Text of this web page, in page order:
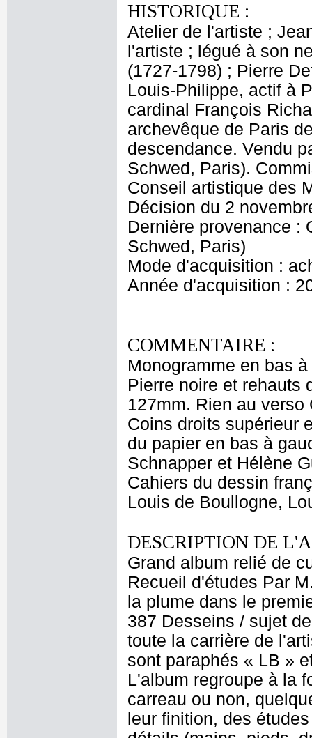
HISTORIQUE :
Atelier de l'artiste ;
l'artiste ; légué à son
(1727-1798) ; Pierre
Louis-Philippe, actif à
cardinal François
archevêque de Paris
descendance. Vendu
Schwed, Paris).
Conseil artistique des
Décision du 2
Dernière provenance :
Schwed, Paris)
Mode d'acquisition :
Année d'acquisition :
COMMENTAIRE :
Monogramme en bas
Pierre noire et rehauts
127mm. Rien au
Coins droits supérieur
du papier en bas à
Schnapper et Hélène
Cahiers du dessin
Louis de Boullogne,
DESCRIPTION DE
Grand album relié de
Recueil d'études Par
la plume dans le
387 Desseins / sujet
toute la carrière de
sont paraphés « LB »
L'album regroupe à la
carreau ou non,
leur finition, des